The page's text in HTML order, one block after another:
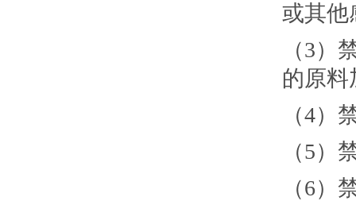
或其他
（3）
的原料
（4）
（5）
（6）